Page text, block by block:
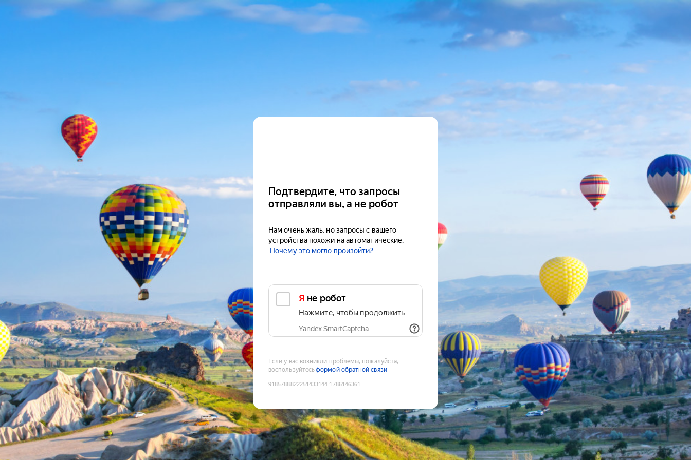
Подтвердите, что запросы
отправляли вы, а не робот
Нам очень жаль, но запросы с вашего
устройства похожи на автоматические.
Почему это могло произойти?
Я не робот
Нажмите, чтобы продолжить
Yandex SmartCaptcha
Если у вас возникли проблемы, пожалуйста,
воспользуйтесьформой обратной связи
9185788822251433144:1786146361